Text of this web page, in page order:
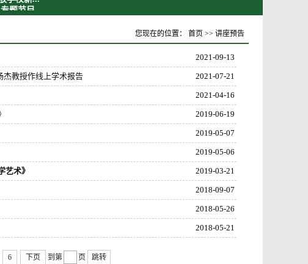
题节目...
织报名...
您现在的位置： 首页 >> 讲座预告
2021-09-13
杰教授作线上学术报告 2021-07-21
2021-04-16
2019-06-19
2019-05-07
2019-05-06
术》 2019-03-21
2018-09-07
2018-05-26
2018-05-21
6 下页 到第 页 跳转